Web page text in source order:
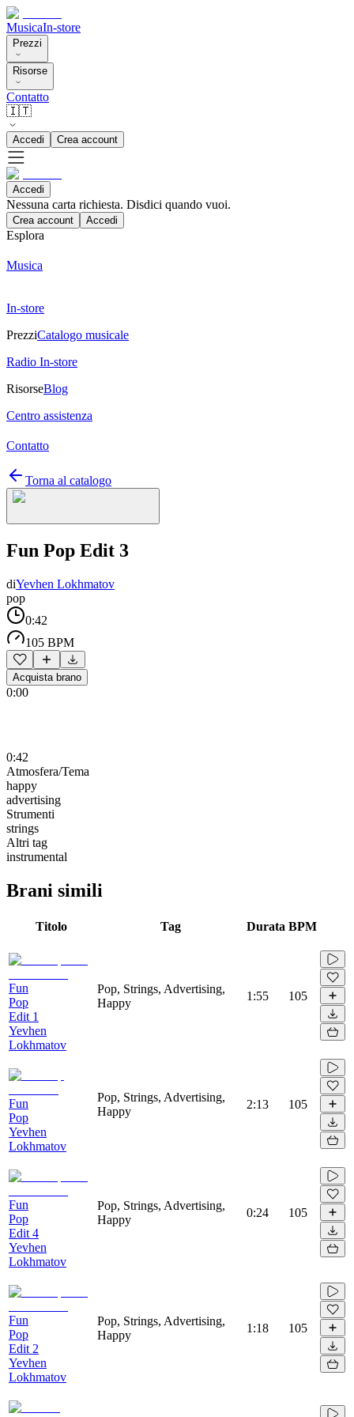
MusicaIn-store
Prezzi
Risorse
Contatto
🇮🇹
Accedi Crea account
Accedi
Nessuna carta richiesta. Disdici quando vuoi.
Crea account Accedi
Esplora
Musica
In-store
PrezziCatalogo musicale
Radio In-store
RisorseBlog
Centro assistenza
Contatto
Torna al catalogo
Fun Pop Edit 3
diYevhen Lokhmatov
pop
0:42
105 BPM
Acquista brano
0:00
0:42
Atmosfera/Tema
happy
advertising
Strumenti
strings
Altri tag
instrumental
Brani simili
Titolo Tag Durata BPM
Fun
Pop
Edit 1
Yevhen
Lokhmatov
Pop, Strings, Advertising,
Happy
1:55 105
Fun
Pop
Yevhen
Lokhmatov
Pop, Strings, Advertising,
Happy
2:13 105
Fun
Pop
Edit 4
Yevhen
Lokhmatov
Pop, Strings, Advertising,
Happy
0:24 105
Fun
Pop
Edit 2
Yevhen
Lokhmatov
Pop, Strings, Advertising,
Happy
1:18 105